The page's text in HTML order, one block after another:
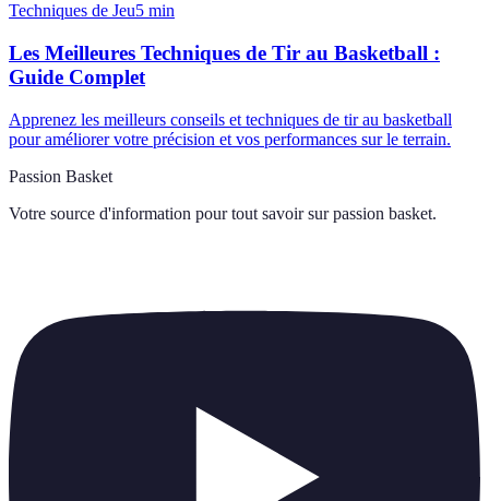
Techniques de Jeu5 min
Les Meilleures Techniques de Tir au Basketball :
Guide Complet
Apprenez les meilleurs conseils et techniques de tir au basketball
pour améliorer votre précision et vos performances sur le terrain.
Passion Basket
Votre source d'information pour tout savoir sur passion basket.